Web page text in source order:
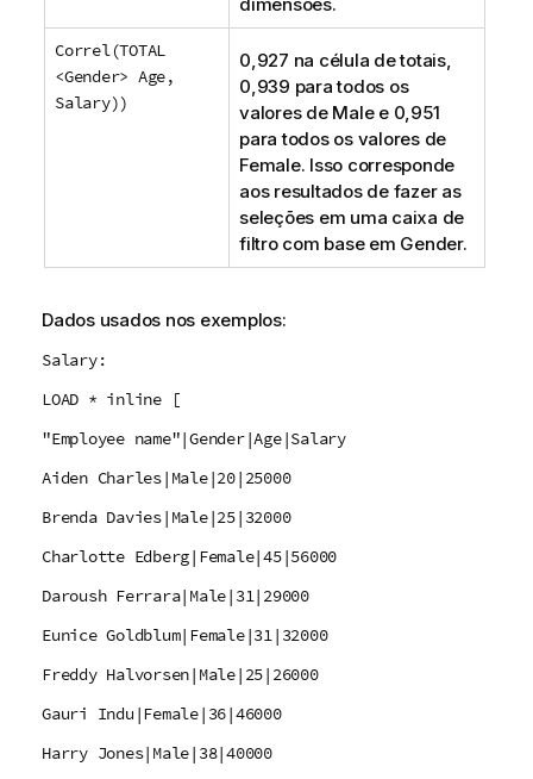
dimensões.
Correl(TOTAL
<Gender> Age,
Salary))
0,927 na célula de totais,
0,939 para todos os
valores de Malee 0,951
para todos os valores de
Female. Isso corresponde
aos resultados de fazer as
seleções em uma caixa de
filtro com base em Gender.
Dados usados nos exemplos:
Salary:
LOAD * inline [
"Employee name"|Gender|Age|Salary
Aiden Charles|Male|20|25000
Brenda Davies|Male|25|32000
Charlotte Edberg|Female|45|56000
Daroush Ferrara|Male|31|29000
Eunice Goldblum|Female|31|32000
Freddy Halvorsen|Male|25|26000
Gauri Indu|Female|36|46000
Harry Jones|Male|38|40000